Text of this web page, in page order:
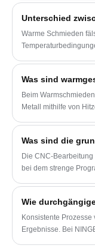
Ergebnisse liefert.
Warme Schmieden
Beim
Metall mithilfe von
verschiedene
Die CNC-Bearbeitung
bei dem strenge
Konsistente
Ergebnisse. Bei